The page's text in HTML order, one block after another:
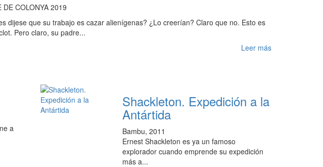
COLONYA 2019
dijese que su trabajo es cazar alienígenas? ¿Lo creerían? Claro que no. Esto es
Pero claro, su padre...
Leer más
a
Shackleton. Expedición a la
Antártida
Bambu, 2011
Ernest Shackleton es ya un famoso
explorador cuando emprende su expedición
más a...